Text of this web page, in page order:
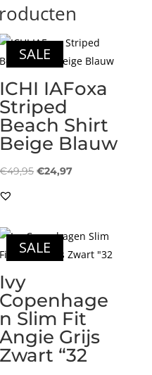
SALE
ICHI IAFoxa
Striped
Beach Shirt
Beige Blauw
€49,95 Oorspronkelijke
€24,97Huidige
SALE
Ivy
Copenhage
n Slim Fit
Angie Grijs
Zwart “32